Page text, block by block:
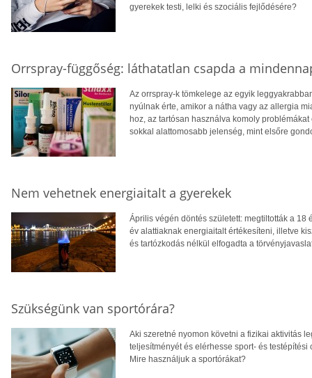
gyerekek testi, lelki és szociális fejlődésére?
Orrspray-függőség: láthatatlan csapda a
Az orrspray-k tömkelege az egyik
nyúlnak érte, amikor a nátha vagy az allergia
hoz, az tartósan használva komoly
sokkal alattomosabb jelenség, mint elsőre
Nem vehetnek energiaitalt a gyerekek
Április végén döntés született: megtiltották a
év alattiaknak energiaitalt értékesíteni, illetve
és tartózkodás nélkül elfogadta a
Szükségünk van sportórára?
Aki szeretné nyomon követni a fizikai aktivitás
teljesítményét és elérhesse sport- és
Mire használjuk a sportórákat?